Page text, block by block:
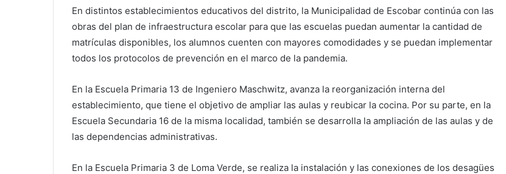
En distintos establecimientos educativos del distrito, la Municipalidad de Escobar continúa con las
obras del plan de infraestructura escolar para que las escuelas puedan aumentar la cantidad de
matrículas disponibles, los alumnos cuenten con mayores comodidades y se puedan implementar
todos los protocolos de prevención en el marco de la pandemia.
En la Escuela Primaria 13 de Ingeniero Maschwitz, avanza la reorganización interna del
establecimiento, que tiene el objetivo de ampliar las aulas y reubicar la cocina. Por su parte, en la
Escuela Secundaria 16 de la misma localidad, también se desarrolla la ampliación de las aulas y de
las dependencias administrativas.
En la Escuela Primaria 3 de Loma Verde, se realiza la instalación y las conexiones de los desagües